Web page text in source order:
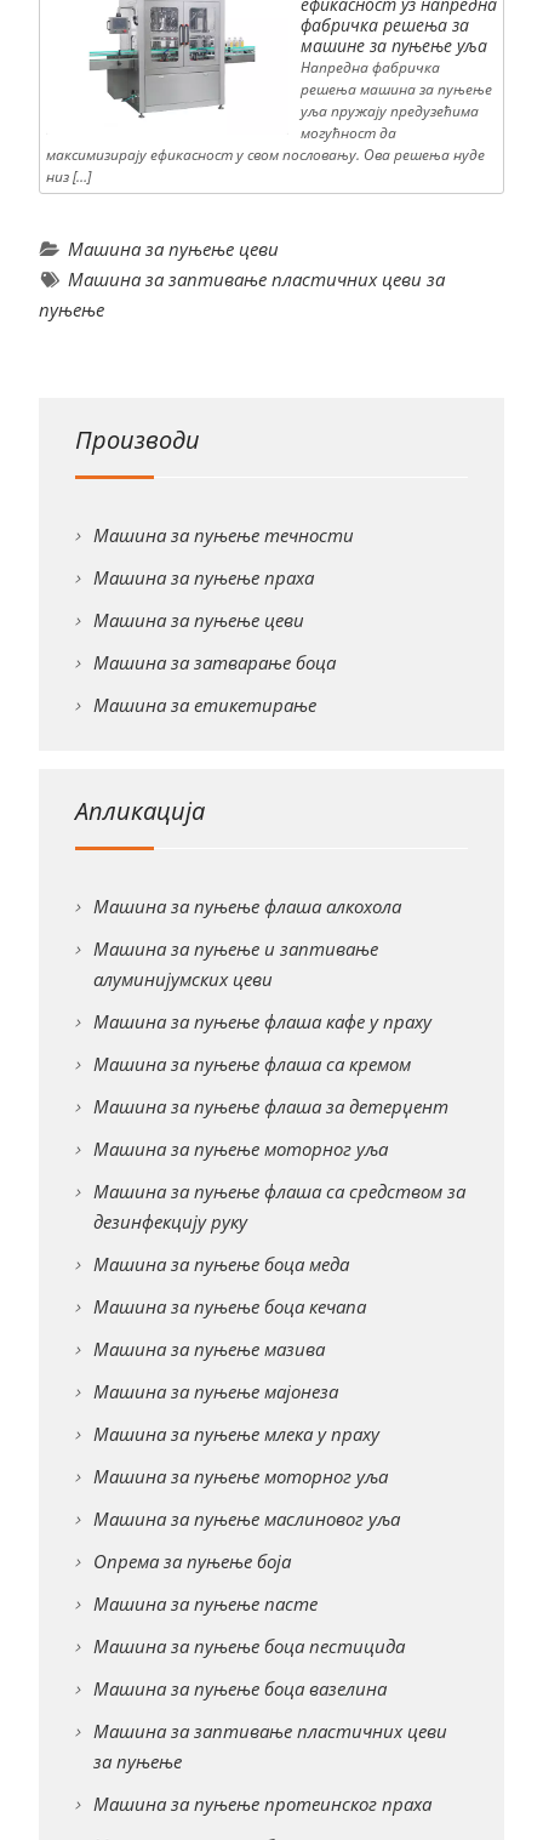
фабричка решења за
машине за пуњење уља
Напредна фабричка
решења машина за пуњење
уља пружају предузећима
могућност да
максимизирају ефикасност у свом пословању. Ова решења нуде
низ […]
Машина за пуњење цеви
Машина за заптивање пластичних цеви за
пуњење
Производи
Машина за пуњење течности
Машина за пуњење праха
Машина за пуњење цеви
Машина за затварање боца
Машина за етикетирање
Апликација
Машина за пуњење флаша алкохола
Машина за пуњење и заптивање
алуминијумских цеви
Машина за пуњење флаша кафе у праху
Машина за пуњење флаша са кремом
Машина за пуњење флаша за детерџент
Машина за пуњење моторног уља
Машина за пуњење флаша са средством за
дезинфекцију руку
Машина за пуњење боца меда
Машина за пуњење боца кечапа
Машина за пуњење мазива
Машина за пуњење мајонеза
Машина за пуњење млека у праху
Машина за пуњење моторног уља
Машина за пуњење маслиновог уља
Опрема за пуњење боја
Машина за пуњење пасте
Машина за пуњење боца пестицида
Машина за пуњење боца вазелина
Машина за заптивање пластичних цеви
за пуњење
Машина за пуњење протеинског праха